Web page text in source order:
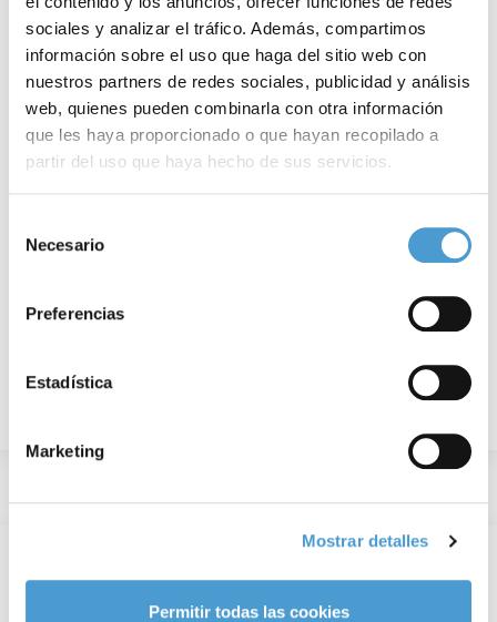
sociales y analizar el tráfico. Además, compartimos
información sobre el uso que haga del sitio web con
nuestros partners de redes sociales, publicidad y análisis
web, quienes pueden combinarla con otra información
que les haya proporcionado o que hayan recopilado a
partir del uso que haya hecho de sus servicios.
de cookies
Necesario
Preferencias
Estadística
Marketing
Mostrar detalles
Permitir todas las cookies
Sin evidencia científica suficiente...
DE INTERÉS